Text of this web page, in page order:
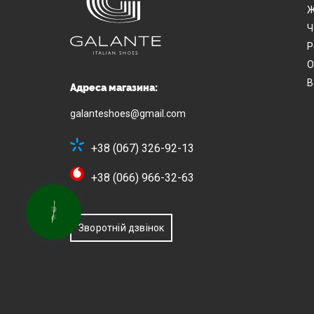
Адреса магазина:
galanteshoes@gmail.com
+38 (067) 326-92-13
+38 (066) 966-32-63
Зворотній дзвінок
КНОПКА
ЗВ'ЯЗКУ